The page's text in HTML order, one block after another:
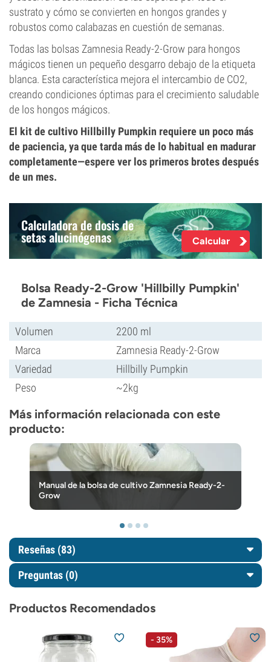
sustrato y cómo se convierten en hongos grandes y
robustos como calabazas en cuestión de semanas.
Todas las bolsas Zamnesia Ready-2-Grow para hongos
mágicos tienen un pequeño desgarro debajo de la etiqueta
blanca. Esta característica mejora el intercambio de CO2,
creando condiciones óptimas para el crecimiento saludable
de los hongos mágicos.
El kit de cultivo Hillbilly Pumpkin requiere un poco más
de paciencia, ya que tarda más de lo habitual en madurar
completamente—espere ver los primeros brotes después
de un mes.
Calculadora de dosis de
setas alucinógenas Calcular
Bolsa Ready-2-Grow 'Hillbilly Pumpkin'
de Zamnesia - Ficha Técnica
Volumen
2200 ml
Marca
Zamnesia Ready-2-Grow
Variedad
Hillbilly Pumpkin
Peso
~2kg
Más información relacionada con este
producto:
Manual de la bolsa de cultivo Zamnesia Ready-2-
Grow
Reseñas (83)
Preguntas (0)
Productos Recomendados
- 35%